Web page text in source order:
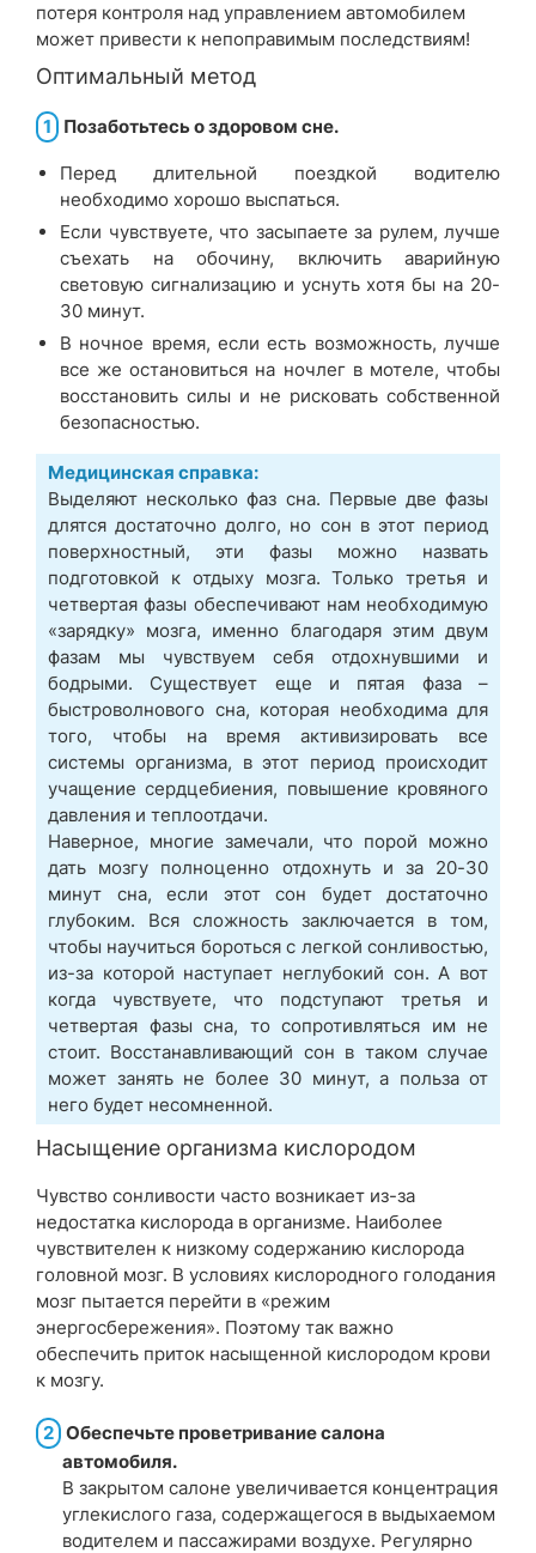
потеря контроля над управлением автомобилем
может привести к непоправимым последствиям!
Оптимальный метод
1 Позаботьтесь о здоровом сне.
Перед длительной поездкой водителю
необходимо хорошо выспаться.
Если чувствуете, что засыпаете за рулем, лучше
съехать на обочину, включить аварийную
световую сигнализацию и уснуть хотя бы на 20-
30 минут.
В ночное время, если есть возможность, лучше
все же остановиться на ночлег в мотеле, чтобы
восстановить силы и не рисковать собственной
безопасностью.
Медицинская справка:
Выделяют несколько фаз сна. Первые две фазы
длятся достаточно долго, но сон в этот период
поверхностный, эти фазы можно назвать
подготовкой к отдыху мозга. Только третья и
четвертая фазы обеспечивают нам необходимую
«зарядку» мозга, именно благодаря этим двум
фазам мы чувствуем себя отдохнувшими и
бодрыми. Существует еще и пятая фаза –
быстроволнового сна, которая необходима для
того, чтобы на время активизировать все
системы организма, в этот период происходит
учащение сердцебиения, повышение кровяного
давления и теплоотдачи.
Наверное, многие замечали, что порой можно
дать мозгу полноценно отдохнуть и за 20-30
минут сна, если этот сон будет достаточно
глубоким. Вся сложность заключается в том,
чтобы научиться бороться с легкой сонливостью,
из-за которой наступает неглубокий сон. А вот
когда чувствуете, что подступают третья и
четвертая фазы сна, то сопротивляться им не
стоит. Восстанавливающий сон в таком случае
может занять не более 30 минут, а польза от
него будет несомненной.
Насыщение организма кислородом
Чувство сонливости часто возникает из-за
недостатка кислорода в организме. Наиболее
чувствителен к низкому содержанию кислорода
головной мозг. В условиях кислородного голодания
мозг пытается перейти в «режим
энергосбережения». Поэтому так важно
обеспечить приток насыщенной кислородом крови
к мозгу.
2 Обеспечьте проветривание салона
автомобиля.
В закрытом салоне увеличивается концентрация
углекислого газа, содержащегося в выдыхаемом
водителем и пассажирами воздухе. Регулярно